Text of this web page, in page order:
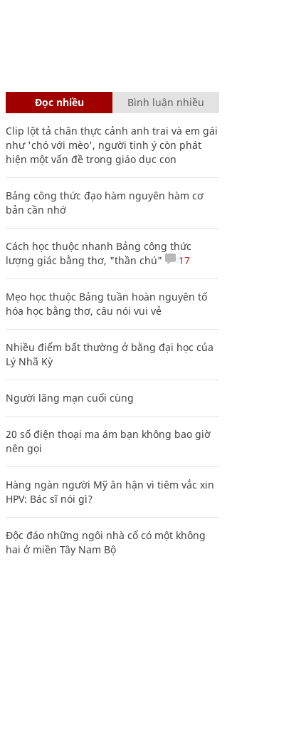
Đọc nhiều Bình luận nhiều
Clip lột tả chân thực cảnh anh trai và em gái
như 'chó với mèo', người tinh ý còn phát
hiện một vấn đề trong giáo dục con
Bảng công thức đạo hàm nguyên hàm cơ
bản cần nhớ
Cách học thuộc nhanh Bảng công thức
lượng giác bằng thơ, "thần chú"
17
Mẹo học thuộc Bảng tuần hoàn nguyên tố
hóa học bằng thơ, câu nói vui vẻ
Nhiều điểm bất thường ở bằng đại học của
Lý Nhã Kỳ
Người lãng mạn cuối cùng
20 số điện thoại ma ám bạn không bao giờ
nên gọi
Hàng ngàn người Mỹ ân hận vì tiêm vắc xin
HPV: Bác sĩ nói gì?
Độc đáo những ngôi nhà cổ có một không
hai ở miền Tây Nam Bộ